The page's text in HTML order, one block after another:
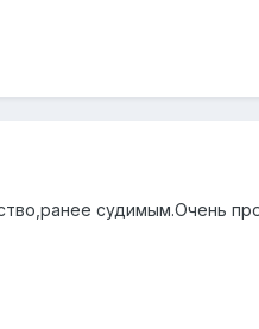
судимым.Очень